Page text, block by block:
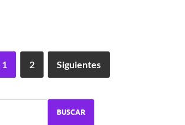
1 2 Siguientes
BUSCAR